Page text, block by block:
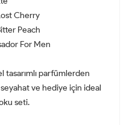
Cherry
Peach
For Men
tasarımlı parfümlerden
ve hediye için ideal
seti.